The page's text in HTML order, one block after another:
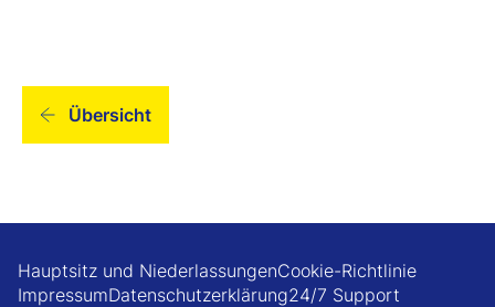
Übersicht
Hauptsitz und NiederlassungenCookie-Richtlinie
ImpressumDatenschutzerklärung24/7 Support